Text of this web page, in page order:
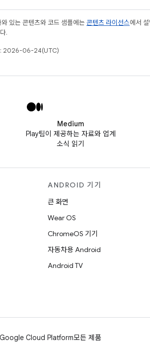
있는 콘텐츠와 코드 샘플에는 콘텐츠 라이선스에서
.
: 2026-06-24(UTC)
Medium
Play팀이 제공하는 자료와 업계
소식 읽기
ANDROID 기기
큰 화면
Wear OS
ChromeOS 기기
자동차용 Android
Android TV
Google Cloud Platform모든 제품